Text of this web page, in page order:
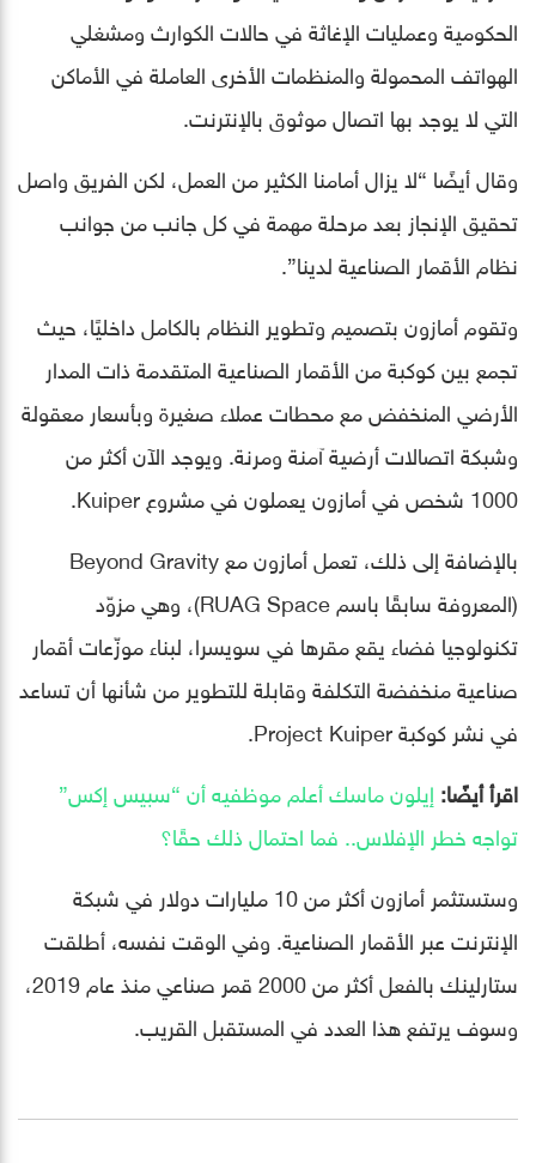
الحكومية وعمليات الإغاثة في حالات الكوارث ومشغلي
الهواتف المحمولة والمنظمات الأخرى العاملة في الأماكن
التي لا يوجد بها اتصال موثوق بالإنترنت.
وقال أيضًا “لا يزال أمامنا الكثير من العمل، لكن الفريق واصل
تحقيق الإنجاز بعد مرحلة مهمة في كل جانب من جوانب
نظام الأقمار الصناعية لدينا”.
وتقوم أمازون بتصميم وتطوير النظام بالكامل داخليًا، حيث
تجمع بين كوكبة من الأقمار الصناعية المتقدمة ذات المدار
الأرضي المنخفض مع محطات عملاء صغيرة وبأسعار معقولة
وشبكة اتصالات أرضية آمنة ومرنة. ويوجد الآن أكثر من
1000 شخص في أمازون يعملون في مشروع Kuiper.
بالإضافة إلى ذلك، تعمل أمازون مع Beyond Gravity
(المعروفة سابقًا باسم RUAG Space)، وهي مزوّد
تكنولوجيا فضاء يقع مقرها في سويسرا، لبناء موزّعات أقمار
صناعية منخفضة التكلفة وقابلة للتطوير من شأنها أن تساعد
في نشر كوكبة Project Kuiper.
اقرأ أيضًا: إيلون ماسك أعلم موظفيه أن “سبيس إكس”
تواجه خطر الإفلاس.. فما احتمال ذلك حقًا؟
وستستثمر أمازون أكثر من 10 مليارات دولار في شبكة
الإنترنت عبر الأقمار الصناعية. وفي الوقت نفسه، أطلقت
ستارلينك بالفعل أكثر من 2000 قمر صناعي منذ عام 2019،
وسوف يرتفع هذا العدد في المستقبل القريب.